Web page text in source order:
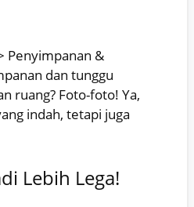
Penyimpanan &
dan tunggu
ruang? Foto-foto! Ya,
indah, tetapi juga
Lebih Lega!